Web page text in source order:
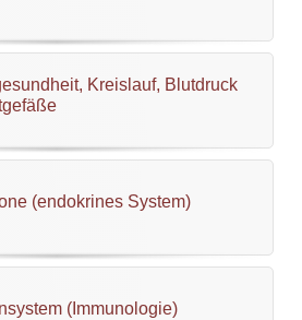
Kreislauf, Blutdruck
(endokrines System)
(Immunologie)